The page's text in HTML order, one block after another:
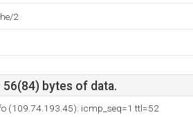
2
56(84) bytes of data.
(109.74.193.45): icmp_seq=1 ttl=52